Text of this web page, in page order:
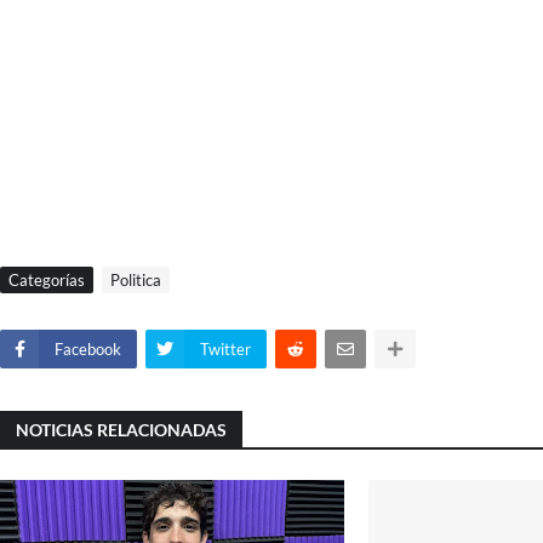
Categorías Politica
Facebook Twitter
NOTICIAS RELACIONADAS